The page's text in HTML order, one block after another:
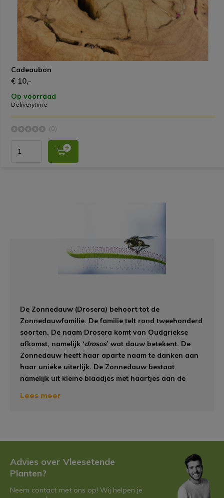
Cadeaubon
€ 10,-
Op voorraad
Deliverytime
(0)
De Zonnedauw (Drosera) behoort tot de
Zonnedauwfamilie. De familie telt rond tweehonderd
soorten. De naam Drosera komt van Oudgriekse
afkomst, namelijk ‘drosos’ wat dauw betekent. De
Zonnedauw heeft haar aparte naam te danken aan
haar unieke uiterlijk. De Zonnedauw bestaat
namelijk uit kleine blaadjes met haartjes aan de
die men aan ochtenddauw doen laten denken.
Zonnedauw uit allerlei stengeltjes met kleine blaadjes
waarop zich haartjes bevinden. Op de toppen van de
haartjes zit een verdikking; deze maakt een kleverige
afscheiding in de vorm van kleine druppeltjes. Deze
Lees meer
Advies over Vleesetende
Planten?
Neem contact met ons op! Wij helpen je